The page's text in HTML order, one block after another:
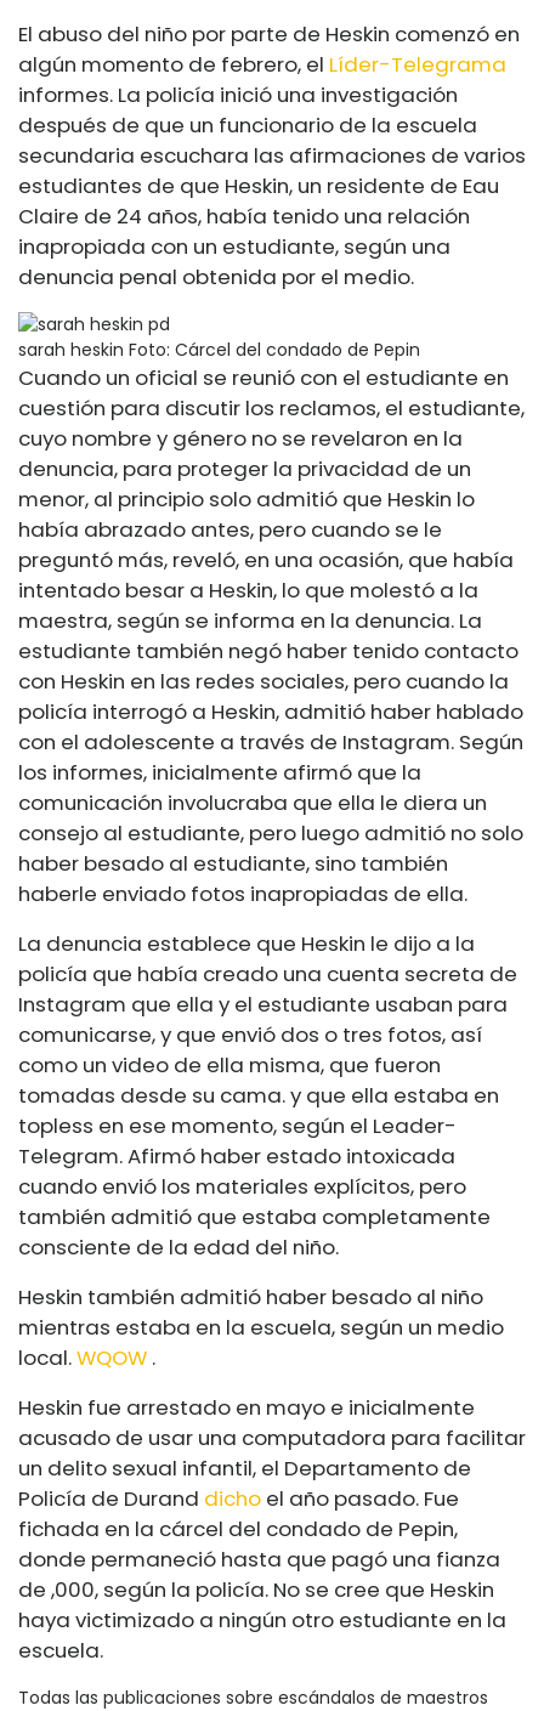
El abuso del niño por parte de Heskin comenzó en
algún momento de febrero, el Líder-Telegrama
informes. La policía inició una investigación
después de que un funcionario de la escuela
secundaria escuchara las afirmaciones de varios
estudiantes de que Heskin, un residente de Eau
Claire de 24 años, había tenido una relación
inapropiada con un estudiante, según una
denuncia penal obtenida por el medio.
sarah heskin Foto: Cárcel del condado de Pepin
Cuando un oficial se reunió con el estudiante en
cuestión para discutir los reclamos, el estudiante,
cuyo nombre y género no se revelaron en la
denuncia, para proteger la privacidad de un
menor, al principio solo admitió que Heskin lo
había abrazado antes, pero cuando se le
preguntó más, reveló, en una ocasión, que había
intentado besar a Heskin, lo que molestó a la
maestra, según se informa en la denuncia. La
estudiante también negó haber tenido contacto
con Heskin en las redes sociales, pero cuando la
policía interrogó a Heskin, admitió haber hablado
con el adolescente a través de Instagram. Según
los informes, inicialmente afirmó que la
comunicación involucraba que ella le diera un
consejo al estudiante, pero luego admitió no solo
haber besado al estudiante, sino también
haberle enviado fotos inapropiadas de ella.
La denuncia establece que Heskin le dijo a la
policía que había creado una cuenta secreta de
Instagram que ella y el estudiante usaban para
comunicarse, y que envió dos o tres fotos, así
como un video de ella misma, que fueron
tomadas desde su cama. y que ella estaba en
topless en ese momento, según el Leader-
Telegram. Afirmó haber estado intoxicada
cuando envió los materiales explícitos, pero
también admitió que estaba completamente
consciente de la edad del niño.
Heskin también admitió haber besado al niño
mientras estaba en la escuela, según un medio
local.WQOW .
Heskin fue arrestado en mayo e inicialmente
acusado de usar una computadora para facilitar
un delito sexual infantil, el Departamento de
Policía de Durand dicho el año pasado. Fue
fichada en la cárcel del condado de Pepin,
donde permaneció hasta que pagó una fianza
de ,000, según la policía. No se cree que Heskin
haya victimizado a ningún otro estudiante en la
escuela.
Todas las publicaciones sobre escándalos de maestros